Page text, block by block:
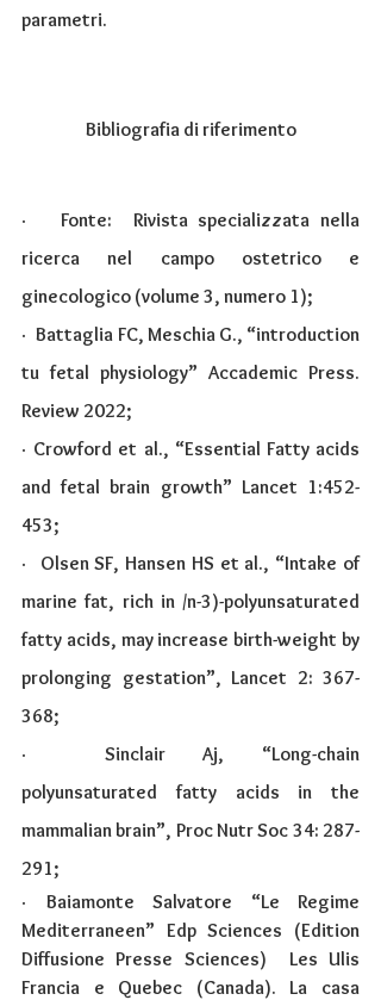
parametri.
Bibliografia di riferimento
· Fonte:  Rivista specializzata nella
ricerca nel campo ostetrico e
ginecologico (volume 3, numero 1);
· Battaglia FC, Meschia G., “introduction
tu fetal physiology” Accademic Press.
Review 2022;
· Crowford et al., “Essential Fatty acids
and fetal brain growth” Lancet 1:452-
453;
· Olsen SF, Hansen HS et al., “Intake of
marine fat, rich in /n-3)-polyunsaturated
fatty acids, may increase birth-weight by
prolonging gestation”, Lancet 2: 367-
368;
· Sinclair Aj, “Long-chain
polyunsaturated fatty acids in the
mammalian brain”, Proc Nutr Soc 34: 287-
291;
· Baiamonte Salvatore “Le Regime
Mediterraneen” Edp Sciences (Edition
Diffusione Presse Sciences)  Les Ulis
Francia e Quebec (Canada). La casa